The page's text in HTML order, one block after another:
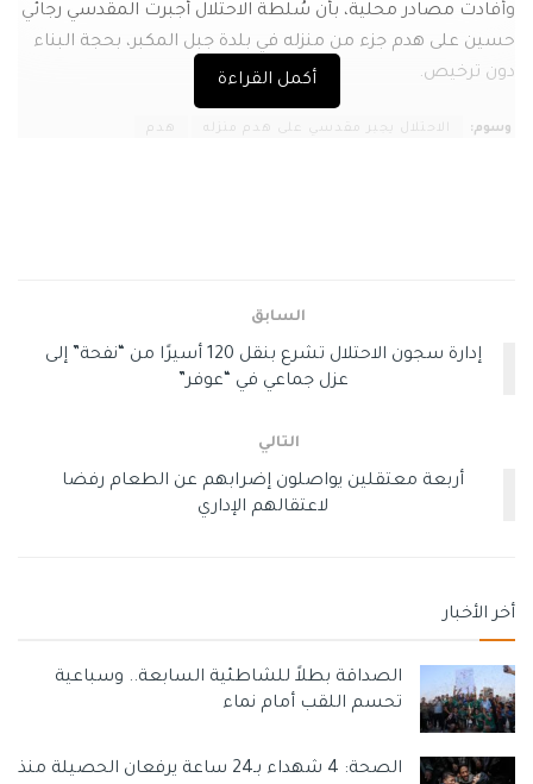
وأفادت مصادر محلية، بأن سُلطة الاحتلال أجبرت المقدسي رجائي
حسين على هدم جزء من منزله في بلدة جبل المكبر، بحجة البناء
دون ترخيص.
أكمل القراءة
وسوم: الاحتلال يجبر مقدسي على هدم منزله هدم
السابق
إدارة سجون الاحتلال تشرع بنقل 120 أسيرًا من “نفحة” إلى
عزل جماعي في “عوفر”
التالي
أربعة معتقلين يواصلون إضرابهم عن الطعام رفضا
لاعتقالهم الإداري
أخر الأخبار
الصداقة بطلاً للشاطئية السابعة.. وسباعية
تحسم اللقب أمام نماء
الصحة: 4 شهداء بـ24 ساعة يرفعان الحصيلة منذ